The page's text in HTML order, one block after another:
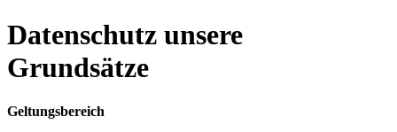
Datenschutz unsere
Grundsätze
Geltungsbereich